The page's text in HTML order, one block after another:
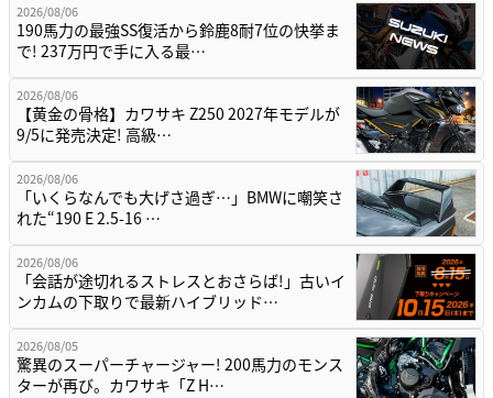
2026/08/06
190馬力の最強SS復活から鈴鹿8耐7位の快挙ま
で! 237万円で手に入る最…
2026/08/06
【黄金の骨格】カワサキ Z250 2027年モデルが
9/5に発売決定! 高級…
2026/08/06
「いくらなんでも大げさ過ぎ…」BMWに嘲笑さ
れた“190 E 2.5-16 …
2026/08/06
「会話が途切れるストレスとおさらば!」古いイ
ンカムの下取りで最新ハイブリッド…
2026/08/05
驚異のスーパーチャージャー! 200馬力のモンス
ターが再び。カワサキ「Z H…